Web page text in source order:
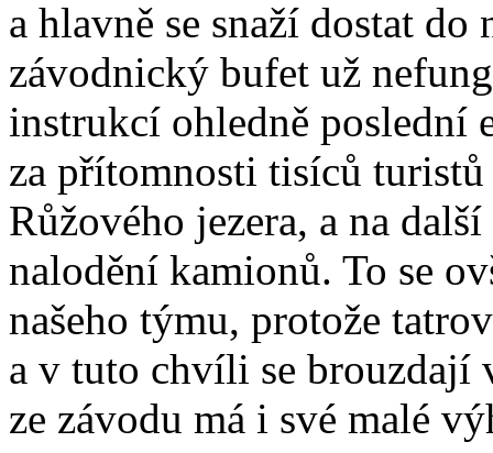
a hlavně se snaží dostat do
závodnický bufet už
instrukcí ohledně poslední
za přítomnosti tisíců
Růžového jezera, a na
nalodění kamionů. To se
našeho týmu, protože
a v tuto chvíli se brouzdají
ze závodu má i své malé